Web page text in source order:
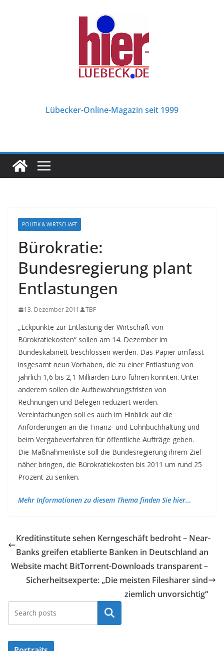
Lübecker-Online-Magazin seit 1999
POLITIK & WIRTSCHAFT
Bürokratie:
Bundesregierung plant
Entlastungen
13. Dezember 2011 TBF
„Eckpunkte zur Entlastung der Wirtschaft von
Bürokratiekosten“ sollen am 14. Dezember im
Bundeskabinett beschlossen werden. Das Papier umfasst
insgesamt neun Vorhaben, die zu einer Entlastung von
jährlich 1,6 bis 2,1 Milliarden Euro führen könnten. Unter
anderem sollen die Aufbewahrungsfristen von
Rechnungen und Belegen reduziert werden.
Vereinfachungen soll es auch im Hinblick auf die
Anforderungen an die Finanz- und Lohnbuchhaltung und
beim Vergabeverfahren für öffentliche Aufträge geben.
Die Maßnahmenliste soll die Bundesregierung ihrem Ziel
näher bringen, die Bürokratiekosten bis 2011 um rund 25
Prozent zu senken.
Mehr Informationen zu diesem Thema finden Sie hier…
Kreditinstitute sehen Kerngeschäft bedroht – Near-
Banks greifen etablierte Banken in Deutschland an
Website macht BitTorrent-Downloads transparent –
Sicherheitsexperte: „Die meisten Filesharer sind
ziemlich unvorsichtig“
Suchen